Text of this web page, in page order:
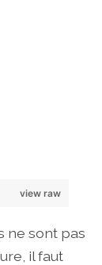
view raw
ne sont pas
il faut